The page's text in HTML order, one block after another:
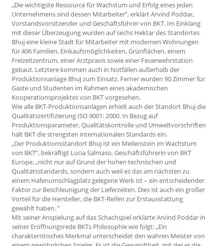
„Die wichtigste Ressource für Wachstum und Erfolg eines jeden
Unternehmens sind dessen Mitarbeiter”, erklärt Arvind Poddar,
Vorstandsvorsitzender und Geschäftsführer von BKT. Im Einklang
mit dieser Überzeugung wurden auf sechs Hektar des Standortes
Bhuj eine kleine Stadt für Mitarbeiter mit modernen Wohnungen
für 406 Familien, Einkaufsmöglichkeiten, Grünflächen, einem
Freizeitzentrum, einer Arztpraxis sowie einer Feuerwehrstation
gebaut. Letztere kommen auch in Notfällen außerhalb der
Produktionsanlage Bhuj zum Einsatz. Ferner wurden 90 Zimmer für
Gäste und Studenten im Rahmen eines akademischen
Kooperationsprojektes von BKT vorgesehen.
Wie alle BKT-Produktionsanlagen erhielt auch der Standort Bhuj die
Qualitätszertifizierung ISO 9001: 2000. In Bezug auf
Produktionsparameter, Qualitätskontrolle und Umweltvorschriften
hält BKT die strengsten internationalen Standards ein.
„Der Produktionsstandort Bhuj ist ein Meilenstein im Wachstum
von BKT“, bekräftigt Lucia Salmaso, Geschäftsführerin von BKT
Europe, „nicht nur auf Grund der hohen technischen und
Qualitätsstandards, sondern auch weil es das am nächsten zu
einem Hafenumschlagplatz gelegene Werk ist – ein entscheidender
Faktor zur Beschleunigung der Lieferzeiten. Dies ist auch ein großer
Vorteil für die Hersteller, die BKT-Reifen zur Erstausstattung
gewählt haben. ”
Mit seiner Anspielung auf das Schachspiel erklärte Arvind Poddar in
seiner Eröffnungsrede BKTs Philosophie wie folgt: „Ein
charakteristisches Merkmal unterscheidet den wahren Meister von